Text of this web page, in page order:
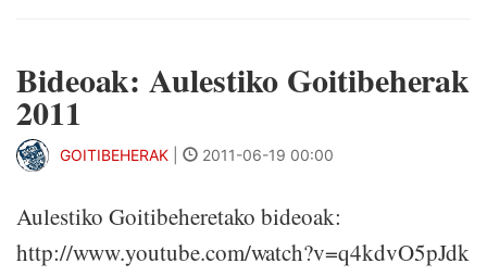
Bideoak: Aulestiko Goitibeherak
2011
GOITIBEHERAK 2011-06-19 00:00
Aulestiko Goitibeheretako bideoak:
http://www.youtube.com/watch?v=q4kdvO5pJdk